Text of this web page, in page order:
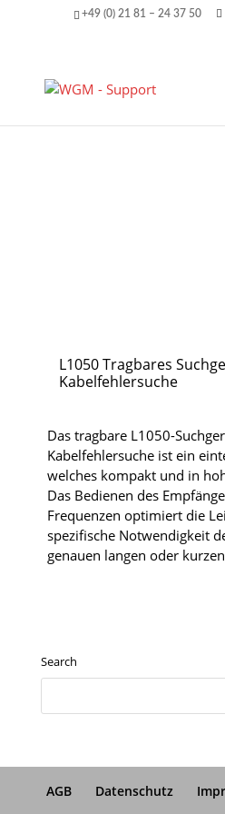
+49 (0) 21 81 – 24 37 50
L1050 Tragbares
Kabelfehlersuche
Das tragbare L1050-
Kabelfehlersuche ist ein
welches kompakt und in
Das Bedienen des
Frequenzen optimiert die
spezifische Notwendigkeit
genauen langen oder
Search
AGB Datenschutz